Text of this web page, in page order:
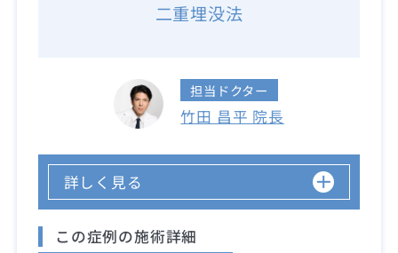
二重埋没法
担当ドクター
竹田 昌平 院長
詳しく見る
この症例の施術詳細